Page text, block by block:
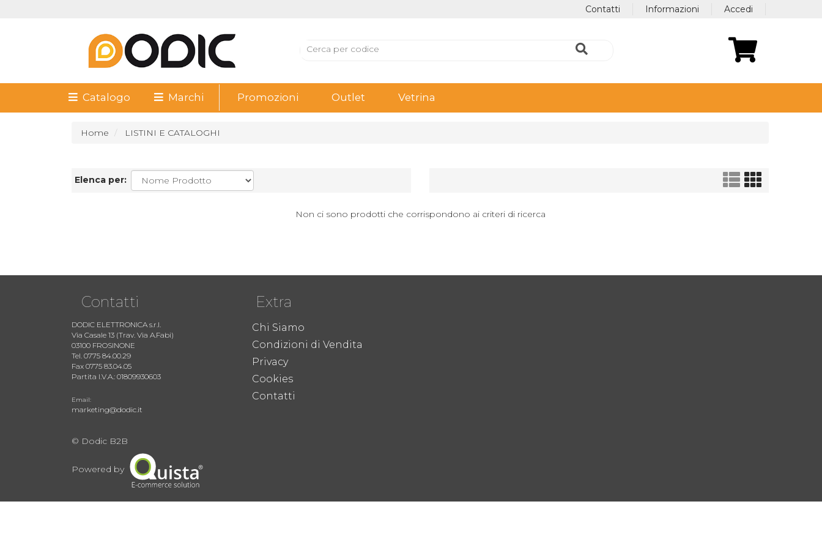
Accedi
Informazioni
Contatti
Catalogo Marchi Promozioni Outlet Vetrina
Home LISTINI E CATALOGHI
Elenca per:
Non ci sono prodotti che corrispondono ai criteri di ricerca
Contatti
DODIC ELETTRONICA s.r.l.
Via Casale 13 (Trav. Via A.Fabi)
03100 FROSINONE
Tel. 0775 84.00.29
Fax 0775 83.04.05
Partita I.V.A.: 01809930603
Email:
marketing@dodic.it
Extra
Chi Siamo
Condizioni di Vendita
Privacy
Cookies
Contatti
© Dodic B2B
Powered by